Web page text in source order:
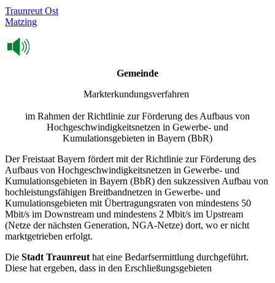
Traunreut Ost
Matzing
Gemeinde
Markterkundungsverfahren
im Rahmen der Richtlinie zur Förderung des Aufbaus von
Hochgeschwindigkeitsnetzen in Gewerbe- und
Kumulationsgebieten in Bayern (BbR)
Der Freistaat Bayern fördert mit der Richtlinie zur Förderung des
Aufbaus von Hochgeschwindigkeitsnetzen in Gewerbe- und
Kumulationsgebieten in Bayern (BbR) den sukzessiven Aufbau von
hochleistungsfähigen Breitbandnetzen in Gewerbe- und
Kumulationsgebieten mit Übertragungsraten von mindestens 50
Mbit/s im Downstream und mindestens 2 Mbit/s im Upstream
(Netze der nächsten Generation, NGA-Netze) dort, wo er nicht
marktgetrieben erfolgt.
Die Stadt Traunreut hat eine Bedarfsermittlung durchgeführt.
Diese hat ergeben, dass in den Erschließungsgebieten